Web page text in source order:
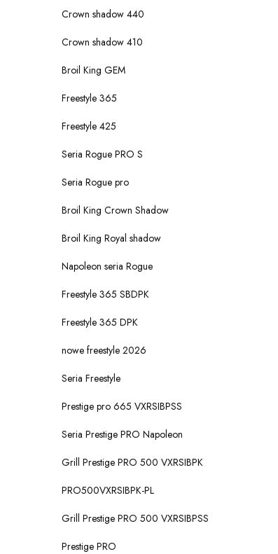
Crown shadow 440
Crown shadow 410
Broil King GEM
Freestyle 365
Freestyle 425
Seria Rogue PRO S
Seria Rogue pro
Broil King Crown Shadow
Broil King Royal shadow
Napoleon seria Rogue
Freestyle 365 SBDPK
Freestyle 365 DPK
nowe freestyle 2026
Seria Freestyle
Prestige pro 665 VXRSIBPSS
Seria Prestige PRO Napoleon
Grill Prestige PRO 500 VXRSIBPK
PRO500VXRSIBPK-PL
Grill Prestige PRO 500 VXRSIBPSS
Prestige PRO